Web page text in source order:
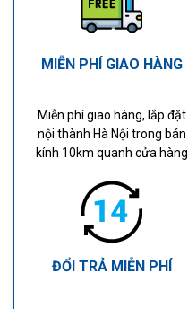
MIỄN PHÍ GIAO HÀNG
Miễn phí giao hàng, lắp đặt
nội thành Hà Nội trong bán
kính 10km quanh cửa hàng
ĐỔI TRẢ MIỄN PHÍ